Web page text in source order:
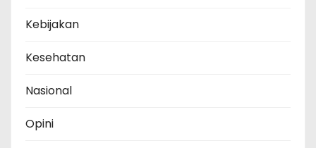
Kebijakan
Kesehatan
Nasional
Opini